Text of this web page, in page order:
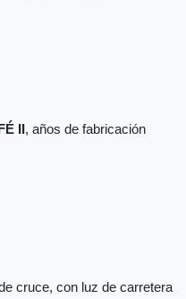
II , años de fabricación
cruce, con luz de carretera